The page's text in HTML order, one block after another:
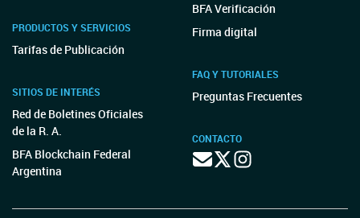
PRODUCTOS Y SERVICIOS
Tarifas de Publicación
SITIOS DE INTERÉS
Red de Boletines Oficiales
de la R. A.
BFA Blockchain Federal
Argentina
BFA Verificación
Firma digital
FAQ Y TUTORIALES
Preguntas Frecuentes
CONTACTO